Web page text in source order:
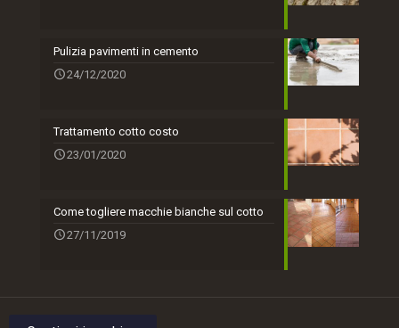
Pulizia pavimenti in cemento
24/12/2020
Trattamento cotto costo
23/01/2020
Come togliere macchie bianche sul cotto
27/11/2019